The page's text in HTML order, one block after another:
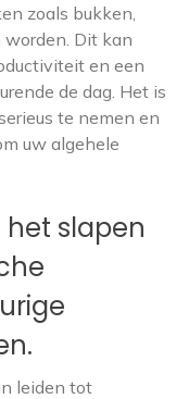
zoals bukken,
Dit kan
en een
de dag. Het is
te nemen en
uw algehele
slapen
leiden tot